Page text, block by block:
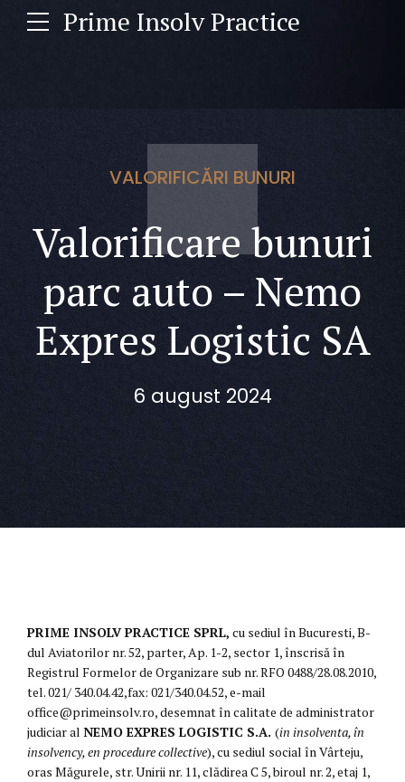
Prime Insolv Practice
VALORIFICĂRI BUNURI
Valorificare bunuri
parc auto – Nemo
Expres Logistic SA
6 august 2024
PRIME INSOLV PRACTICE SPRL, cu sediul în Bucuresti, B-
dul Aviatorilor nr. 52, parter, Ap. 1-2, sector 1, înscrisă în
Registrul Formelor de Organizare sub nr. RFO 0488/28.08.2010,
tel. 021/ 340.04.42,fax: 021/340.04.52, e-mail
office@primeinsolv.ro, desemnat în calitate de administrator
judiciar al NEMO EXPRES LOGISTIC S.A. (in insolventa, în
insolvency, en procedure collective), cu sediul social în Vârteju,
oras Măgurele, str. Unirii nr. 11, clădirea C 5, biroul nr. 2, etaj 1,